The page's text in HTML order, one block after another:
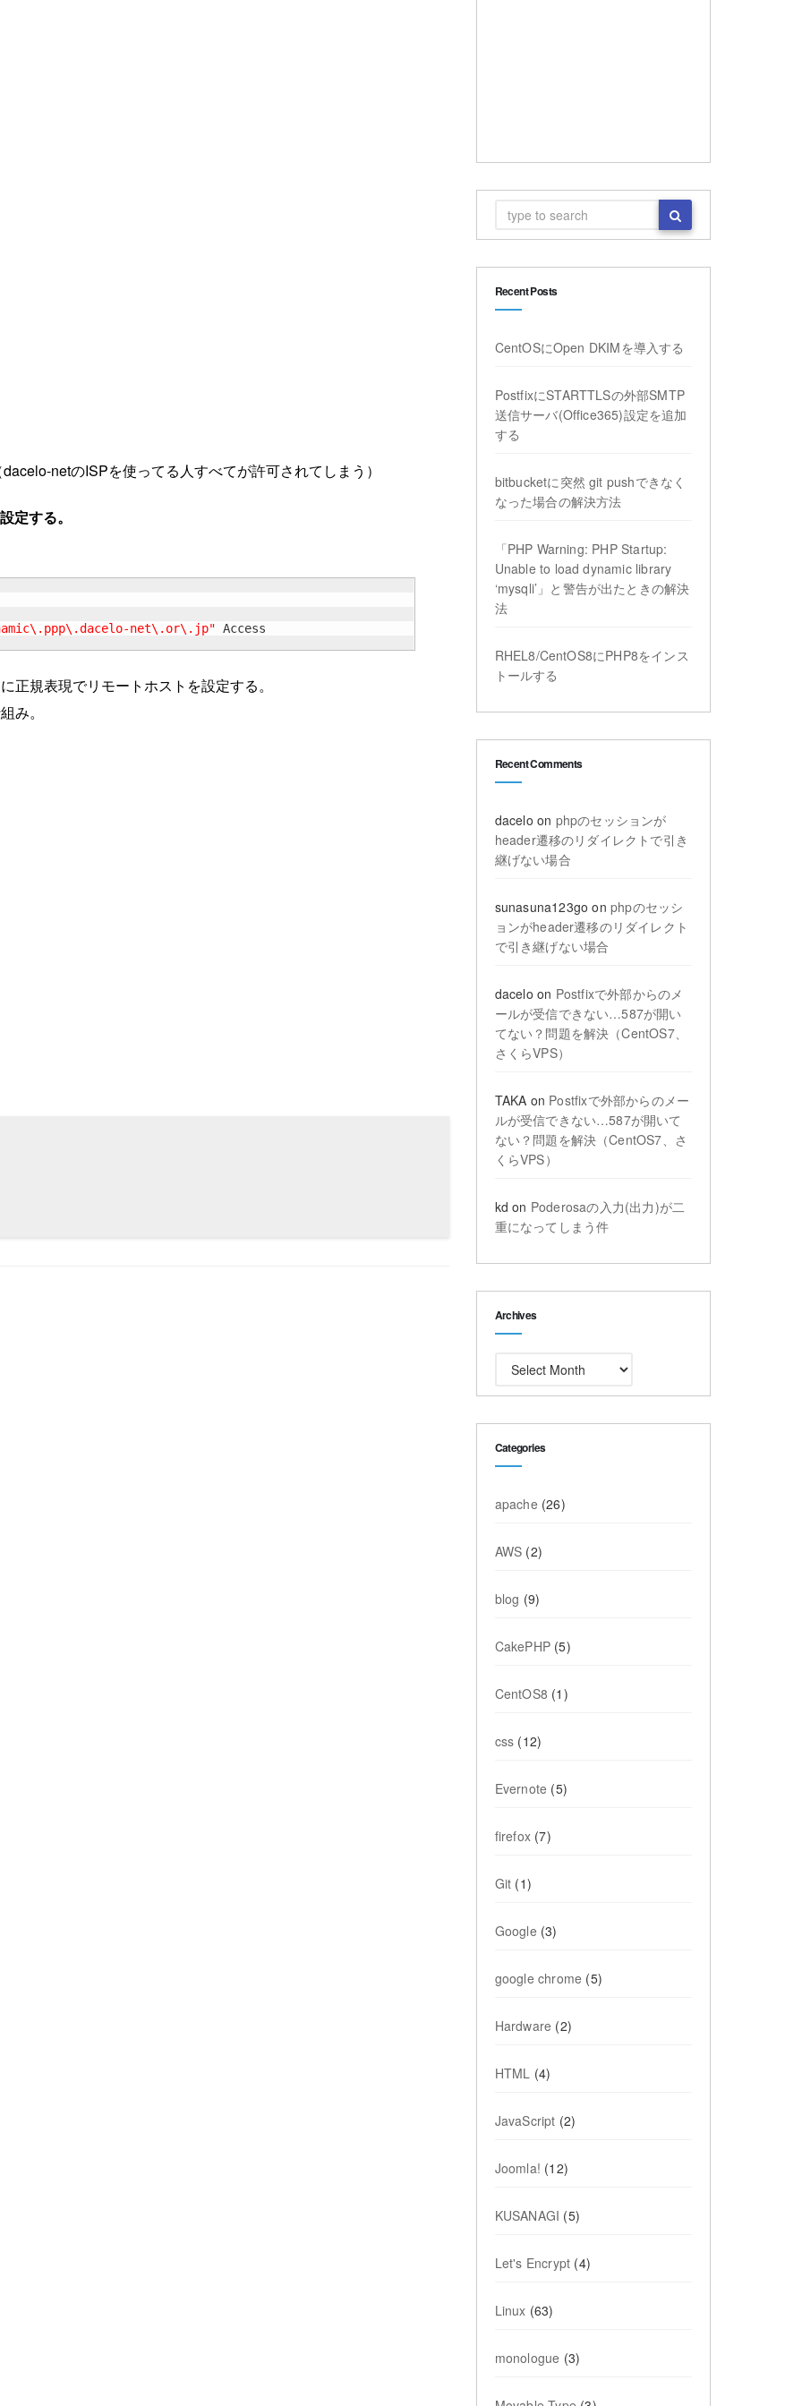
netのISPを使ってる人すべてが許可されてしまう）
定する。
net\.or\.jp" Access
正規表現でリモートホストを設定する。
み。
Recent Posts
CentOSにOpen DKIMを導入する
PostfixにSTARTTLSの外部SMTP
送信サーバ(Office365)設定を追加
する
bitbucketに突然 git pushできなく
なった場合の解決方法
「PHP Warning: PHP Startup:
Unable to load dynamic library
‘mysqli’」と警告が出たときの解決
法
RHEL8/CentOS8にPHP8をインス
トールする
Recent Comments
dacelo on phpのセッションが
header遷移のリダイレクトで引き
継げない場合
sunasuna123go on phpのセッシ
ョンがheader遷移のリダイレクト
で引き継げない場合
dacelo on Postfixで外部からのメ
ールが受信できない…587が開い
てない？問題を解決（CentOS7、
さくらVPS）
TAKA on Postfixで外部からのメー
ルが受信できない…587が開いて
ない？問題を解決（CentOS7、さ
くらVPS）
kd on Poderosaの入力(出力)が二
重になってしまう件
ArchivesArchives
Categories
apache (26)
AWS (2)
blog (9)
CakePHP(5)
CentOS8 (1)
css (12)
Evernote (5)
firefox(7)
Git (1)
Google (3)
google chrome (5)
Hardware (2)
HTML (4)
JavaScript (2)
Joomla! (12)
KUSANAGI (5)
Let's Encrypt (4)
Linux (63)
monologue (3)